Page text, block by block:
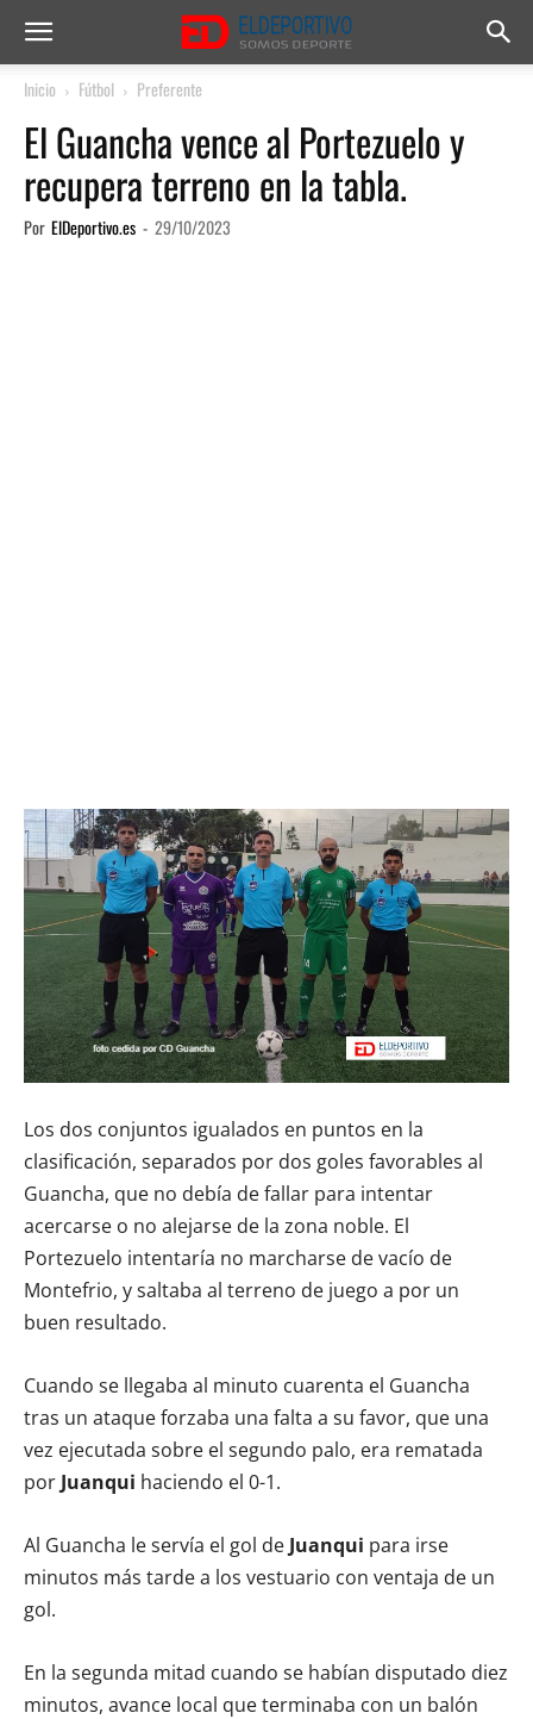
Inicio Fútbol Preferente
El Guancha vence al Portezuelo y
recupera terreno en la tabla.
Por ElDeportivo.es - 29/10/2023
Los dos conjuntos igualados en puntos en la
clasificación, separados por dos goles favorables al
Guancha, que no debía de fallar para intentar
acercarse o no alejarse de la zona noble. El
Portezuelo intentaría no marcharse de vacío de
Montefrio, y saltaba al terreno de juego a por un
buen resultado.
Cuando se llegaba al minuto cuarenta el Guancha
tras un ataque forzaba una falta a su favor, que una
vez ejecutada sobre el segundo palo, era rematada
por Juanqui haciendo el 0-1.
Al Guancha le servía el gol de Juanqui para irse
minutos más tarde a los vestuario con ventaja de un
gol.
En la segunda mitad cuando se habían disputado diez
minutos, avance local que terminaba con un balón